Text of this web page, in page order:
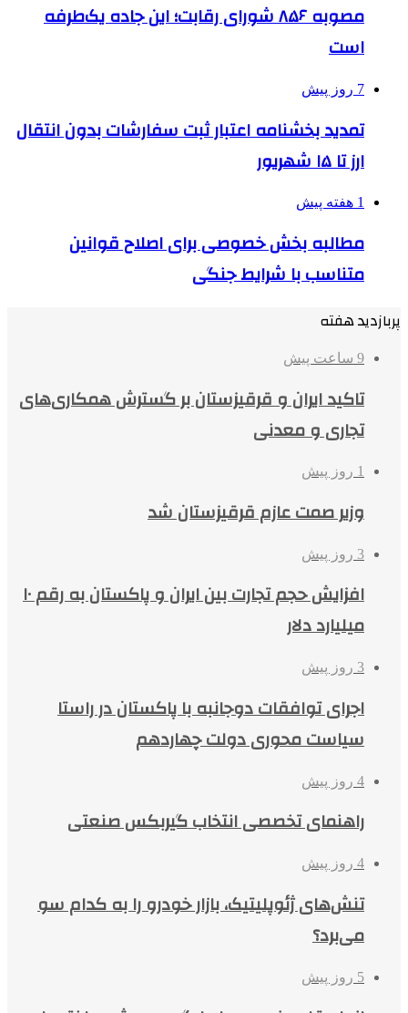
مصوبه ۸۵۶ شورای رقابت؛ این جاده یک‌طرفه
است
7 روز پیش
تمدید بخشنامه اعتبار ثبت سفارشات بدون انتقال
ارز تا ۱۵ شهریور
1 هفته پیش
مطالبه بخش خصوصی برای اصلاح قوانین
متناسب با شرایط جنگی
پربازدید هفته
9 ساعت پیش
تاکید ایران و قرقیزستان بر گسترش همکاری‌های
تجاری و معدنی
1 روز پیش
وزیر صمت عازم قرقیزستان شد
3 روز پیش
افزایش حجم تجارت بین ایران و پاکستان به رقم ۱۰
میلیارد دلار
3 روز پیش
اجرای توافقات دوجانبه با پاکستان در راستا
سیاست محوری دولت چهاردهم
4 روز پیش
راهنمای تخصصی انتخاب گیربکس صنعتی
4 روز پیش
تنش‌های ژئوپلیتیک، بازار خودرو را به کدام سو
می‌برد؟
5 روز پیش